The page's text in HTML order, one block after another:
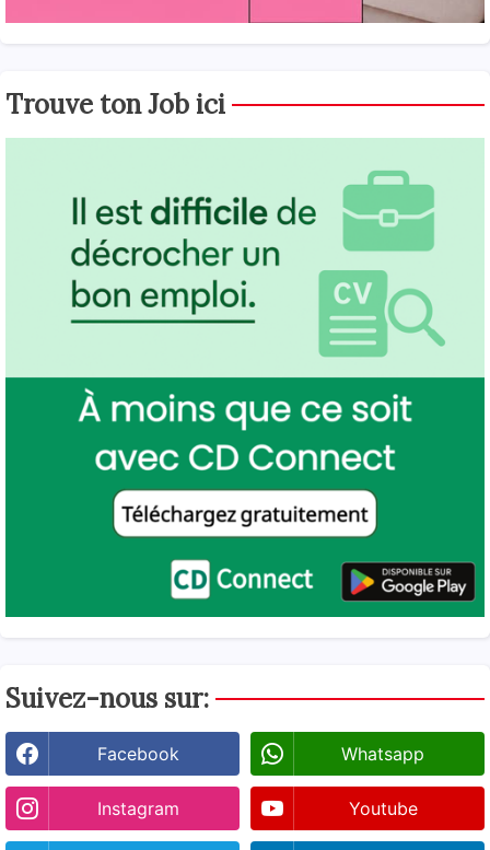
Trouve ton Job ici
Suivez-nous sur:
Facebook Whatsapp
Instagram Youtube